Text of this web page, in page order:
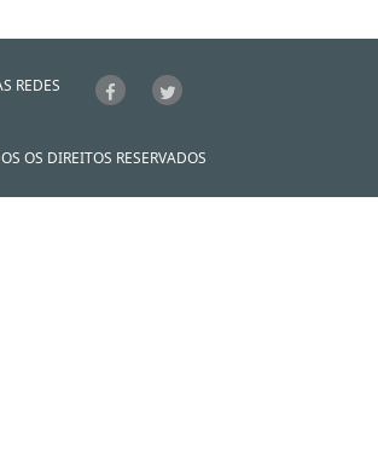
REDES
OS DIREITOS RESERVADOS